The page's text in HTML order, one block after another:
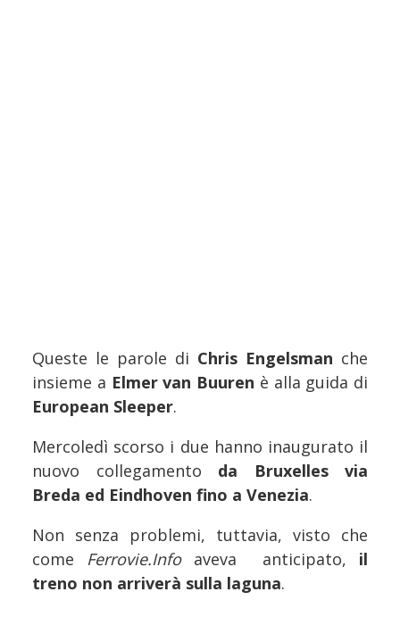
Queste le parole di Chris Engelsman che
insieme a Elmer van Buuren è alla guida di
European Sleeper.
Mercoledì scorso i due hanno inaugurato il
nuovo collegamento da Bruxelles via
Breda ed Eindhoven fino a Venezia.
Non senza problemi, tuttavia, visto che
come Ferrovie.Info aveva anticipato, il
treno non arriverà sulla laguna.